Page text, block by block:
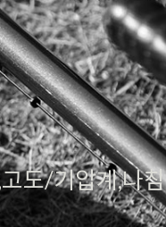
도/기압계,나침